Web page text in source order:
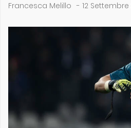
Francesca Melillo - 12 Settembre